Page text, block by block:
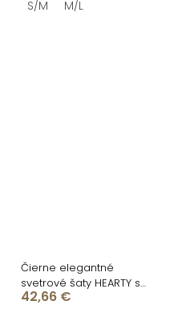
S/M M/L
Čierne elegantné
svetrové šaty HEARTY s
dlhým rukávom
42,66 €